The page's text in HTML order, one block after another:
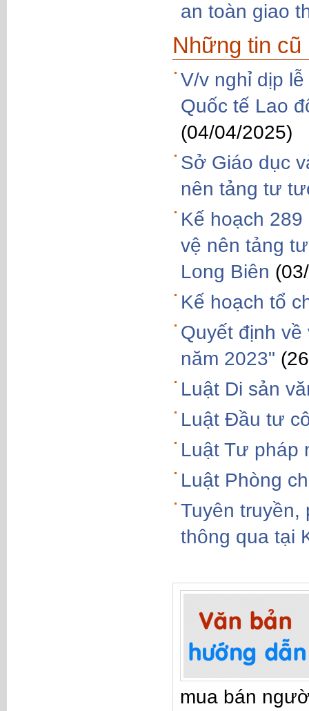
an toàn giao
Những tin cũ
V/v nghỉ dịp
Quốc tế Lao
(04/04/2025)
Sở Giáo dục
nên tảng tư
Kế hoạch
vệ nên tảng
Long Biên
Kế hoạch tổ
Quyết định
năm 2023"
Luật Di sản
Luật Đầu tư
Luật Tư pháp
Luật Phòng
Tuyên truyền,
thông qua tại
mua bán